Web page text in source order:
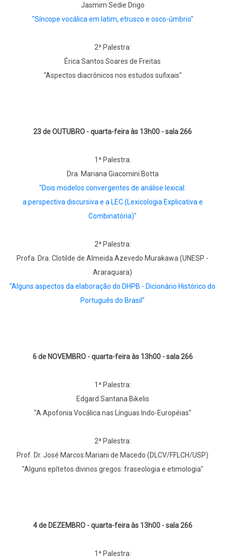
Jasmim Sedie Drigo
"Síncope vocálica em latim, etrusco e osco-úmbrio"
2ª Palestra:
Érica Santos Soares de Freitas
"Aspectos diacrônicos nos estudos sufixais"
23 de OUTUBRO - quarta-feira às 13h00 - sala 266
1ª Palestra:
Dra. Mariana Giacomini Botta
"Dois modelos convergentes de análise lexical:
a perspectiva discursiva e a LEC (Lexicologia Explicativa e
Combinatória)"
2ª Palestra:
Profa. Dra. Clotilde de Almeida Azevedo Murakawa (UNESP -
Araraquara)
"Alguns aspectos da elaboração do DHPB - Dicionário Histórico do
Português do Brasil"
6 de NOVEMBRO - quarta-feira às 13h00 - sala 266
1ª Palestra:
Edgard Santana Bikelis
"A Apofonia Vocálica nas Línguas Indo-Européias"
2ª Palestra:
Prof. Dr. José Marcos Mariani de Macedo (DLCV/FFLCH/USP)
"Alguns epítetos divinos gregos: fraseologia e etimologia"
4 de DEZEMBRO - quarta-feira às 13h00 - sala 266
1ª Palestra: